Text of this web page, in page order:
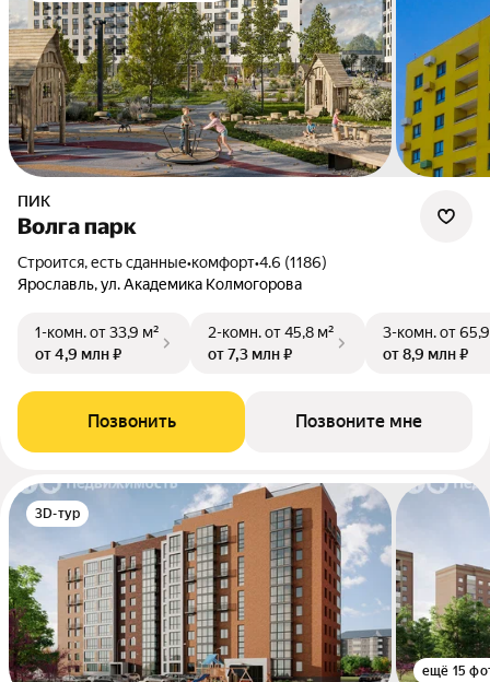
ПИК
Волга парк
Строится, есть сданные•комфорт•4.6 (1186)
Ярославль, ул. Академика Колмогорова
1-комн.от 33,9 м²
от 4,9 млн ₽
2-комн.от 45,8 м²
от 7,3 млн ₽
3-комн.от
от 8,9 млн ₽
Позвонить Позвоните мне
3D-тур
ещё 15